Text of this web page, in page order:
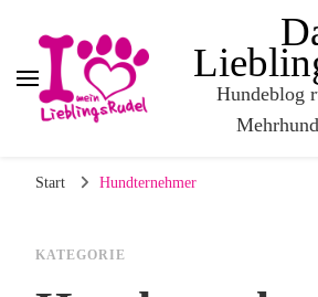
Hundeblog
Start Hundternehmer
KATEGORIE